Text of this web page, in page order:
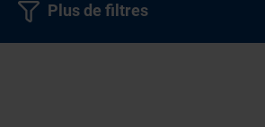
Plus de filtres